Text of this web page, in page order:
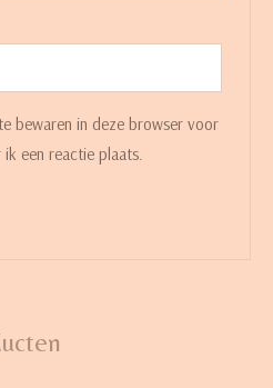
bewaren in deze browser voor
een reactie plaats.